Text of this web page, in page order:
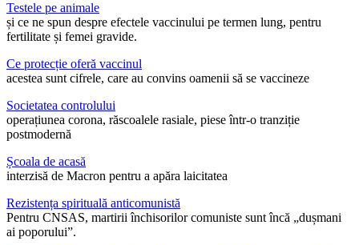
Testele pe animale
și ce ne spun despre efectele vaccinului pe termen lung, pentru
fertilitate și femei gravide.
Ce protecție oferă vaccinul
acestea sunt cifrele, care au convins oamenii să se vaccineze
Societatea controlului
operațiunea corona, răscoalele rasiale, piese într-o tranziție
postmodernă
Școala de acasă
interzisă de Macron pentru a apăra laicitatea
Rezistența spirituală anticomunistă
Pentru CNSAS, martirii închisorilor comuniste sunt încă „dușmani
ai poporului”.